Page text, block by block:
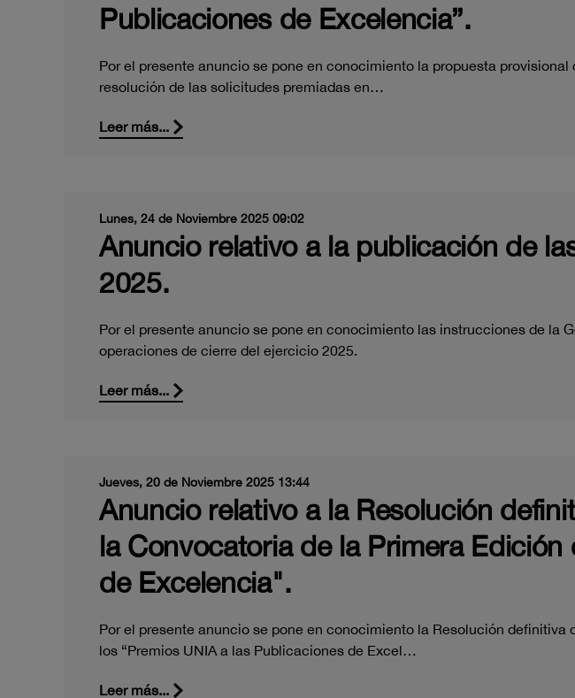
Publicaciones de Excelencia”.
Por el presente anuncio se pone en conocimiento la propuesta
resolución de las solicitudes premiadas en…
Leer más...
Lunes, 24 de Noviembre 2025 09:02
Anuncio relativo a la publicación de
2025.
Por el presente anuncio se pone en conocimiento las instrucciones de la
operaciones de cierre del ejercicio 2025.
Leer más...
Jueves, 20 de Noviembre 2025 13:44
Anuncio relativo a la Resolución
la Convocatoria de la Primera
de Excelencia".
Por el presente anuncio se pone en conocimiento la Resolución
los “Premios UNIA a las Publicaciones de Excel…
Leer más...